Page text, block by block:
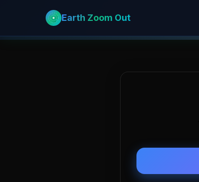
Earth Zoom Out